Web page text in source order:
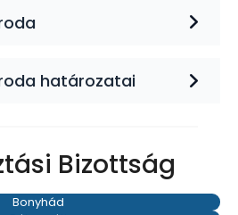
határozatai
Bizottság
Bonyhád